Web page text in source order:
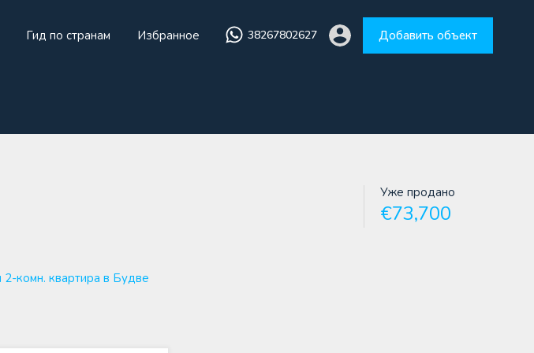
О нас Гид по странам Избранное 38267802627 Добавить объект
Гид по странам Избранное 38267802627 Добавить объект
Уже продано
€73,700